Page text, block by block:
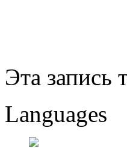
Эта запись
Languages